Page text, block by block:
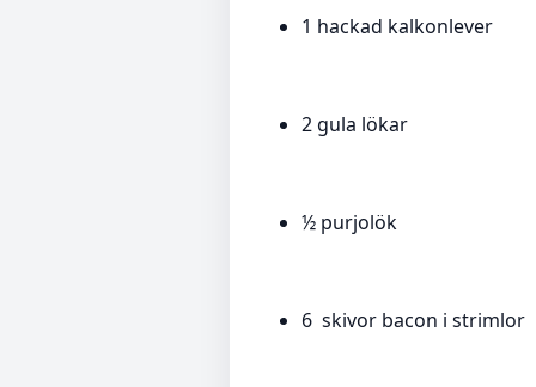
1 hackad kalkonlever
2 gula lökar
½ purjolök
6 skivor bacon i strimlor